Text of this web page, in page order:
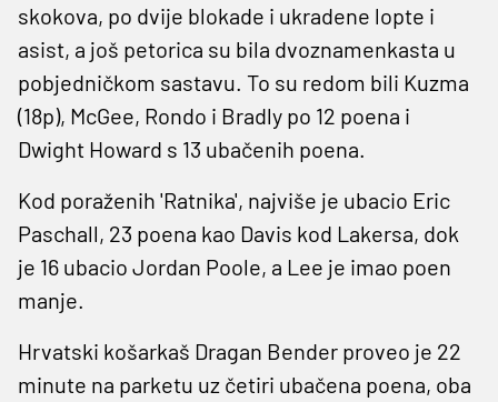
skokova, po dvije blokade i ukradene lopte i
asist, a još petorica su bila dvoznamenkasta u
pobjedničkom sastavu. To su redom bili Kuzma
(18p), McGee, Rondo i Bradly po 12 poena i
Dwight Howard s 13 ubačenih poena.
Kod poraženih 'Ratnika', najviše je ubacio Eric
Paschall, 23 poena kao Davis kod Lakersa, dok
je 16 ubacio Jordan Poole, a Lee je imao poen
manje.
Hrvatski košarkaš Dragan Bender proveo je 22
minute na parketu uz četiri ubačena poena, oba